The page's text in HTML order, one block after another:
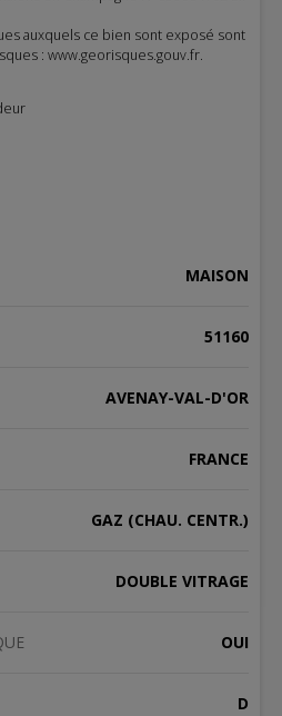
auxquels ce bien sont exposé sont
: www.georisques.gouv.fr.
MAISON
51160
AVENAY-VAL-D'OR
FRANCE
GAZ (CHAU. CENTR.)
DOUBLE VITRAGE
OUI
D